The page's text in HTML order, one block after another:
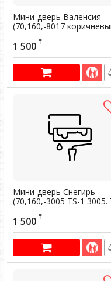
Мини-дверь Валенсия
(70,160,-8017
WIN-1, коричневый WIN-
Артикул:
1 500 ₸
Мини-дверь Снегирь
(70,160,-3005 ТS-1 3005.
Артикул:
1 500 ₸